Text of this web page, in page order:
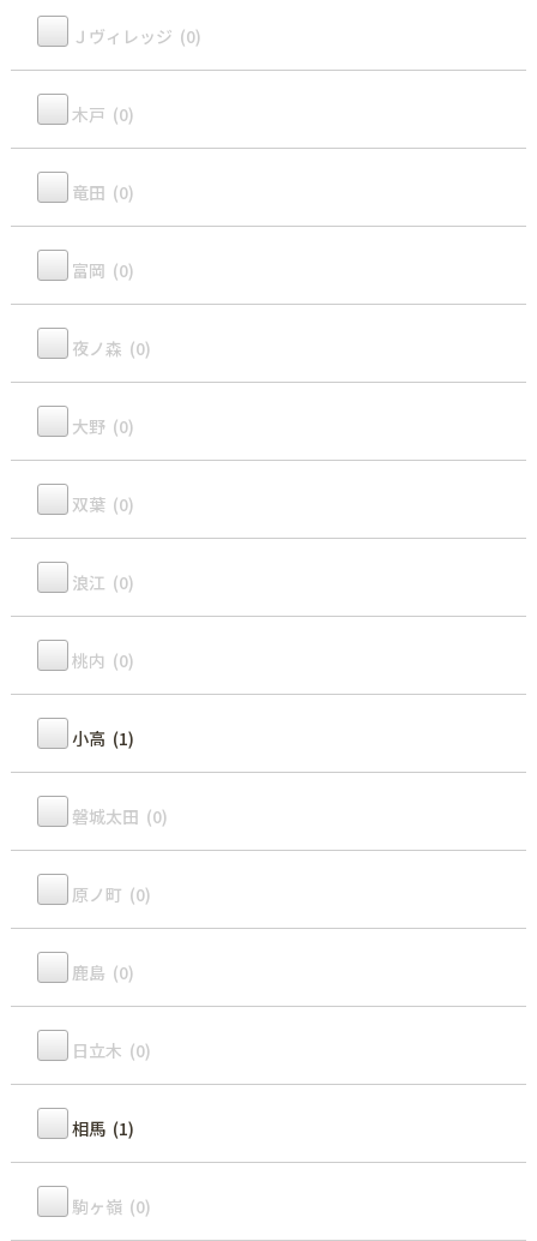
Ｊヴィレッジ (0)
木戸 (0)
竜田 (0)
富岡 (0)
夜ノ森 (0)
大野 (0)
双葉 (0)
浪江 (0)
桃内 (0)
小高 (1)
磐城太田 (0)
原ノ町 (0)
鹿島 (0)
日立木 (0)
相馬 (1)
駒ヶ嶺 (0)